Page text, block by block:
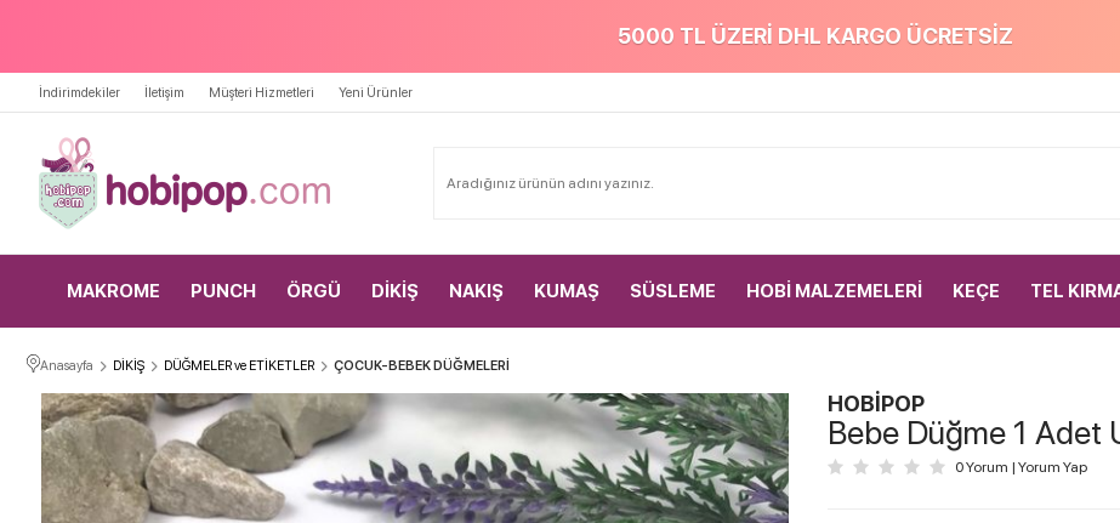
5000 TL ÜZERİ DHL KARGO ÜCRETSİZ
İndirimdekiler İletişim Müşteri Hizmetleri Yeni Ürünler
MAKROME PUNCH ÖRGÜ DİKİŞ NAKIŞ KUMAŞ SÜSLEME HOBİ MALZEMELERİ KEÇE TEL
Anasayfa DİKİŞ DÜĞMELER ve ETİKETLER ÇOCUK-BEBEK DÜĞMELERİ
HOBİPOP
Bebe Düğme 1 Adet
0 Yorum | Yorum Yap